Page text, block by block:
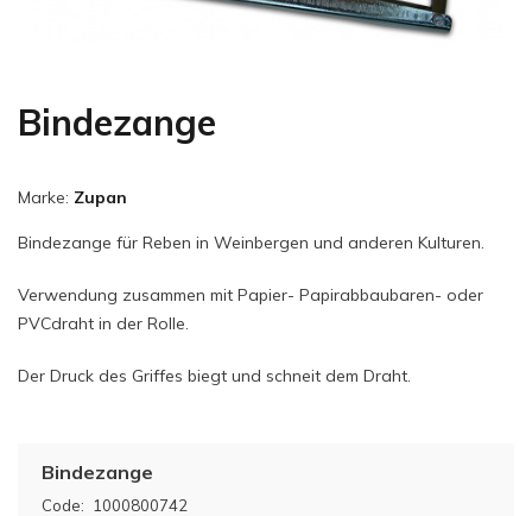
Bindezange
Marke: Zupan
Bindezange für Reben in Weinbergen und anderen Kulturen.
Verwendung zusammen mit Papier- Papirabbaubaren- oder
PVCdraht in der Rolle.
Der Druck des Griffes biegt und schneit dem Draht.
Code: 1000800742
Bindezange